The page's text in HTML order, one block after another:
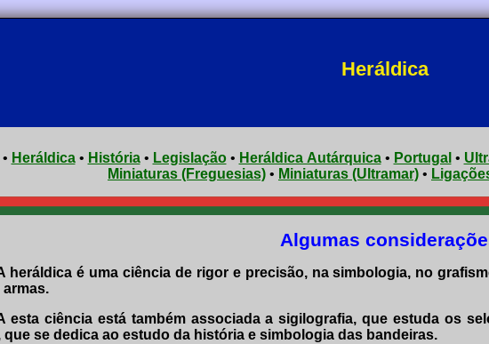
Heráldica
Heráldica• História• Legislação• Heráldica Autárquica• Portugal •
Miniaturas (Freguesias) • Miniaturas (Ultramar) •
Algumas
heráldica é uma ciência de rigor e precisão, na simbologia, no
armas.
esta ciência está também associada a sigilografia, que estuda os
que se dedica ao estudo da história e simbologia das bandeiras.